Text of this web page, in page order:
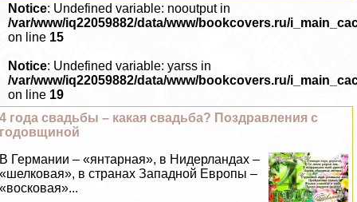
Notice: Undefined variable: nooutput in
/var/www/iq22059882/data/www/bookcovers.ru/
on line 15
Notice: Undefined variable: yarss in
/var/www/iq22059882/data/www/bookcovers.ru/
on line 19
4 года свадьбы – какая свадьба? Поздравления с
годовщиной
В Германии – «янтарная», в Нидерландах –
«шелковая», в странах Западной Европы –
«восковая»...